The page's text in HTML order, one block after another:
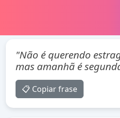
"Não é querendo
mas amanhã é
📋 Copiar frase